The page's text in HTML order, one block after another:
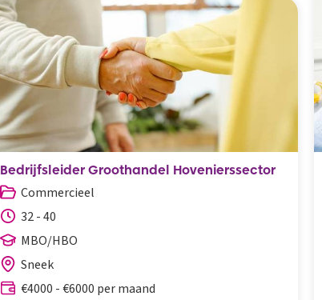
Bedrijfsleider Groothandel Hovenierssector
Commercieel
32 - 40
MBO/HBO
Sneek
€4000 - €6000 per maand